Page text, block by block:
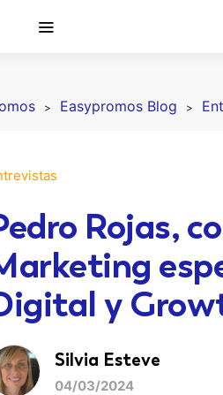
Easypromos Blog
Rojas,
y
Silvia Esteve
04/03/2024